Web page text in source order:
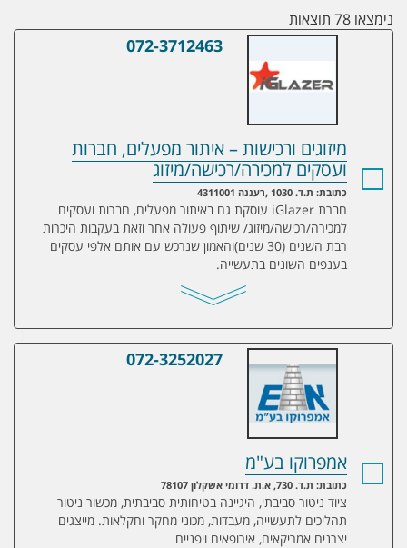
נימצאו 78 תוצאות
מיזוגים ורכישות – איתור מפעלים, חברות
072-3712463
מיזוגים ורכישות – איתור מפעלים, חברות
ועסקים למכירה/רכישה/מיזוג
כתובת: ת.ד. 1030 ,רעננה 4311001
חברת iGlazer עוסקת גם באיתור מפעלים, חברות ועסקים
למכירה/רכישה/מיזוג/ שיתוף פעולה אחר וזאת בעקבות היכרות
רבת השנים (30 שנים)והאמון שנרכש עם אותם אלפי עסקים
בענפים השונים בתעשייה.
אמפרוקו בע"מ
072-3252027
אמפרוקו בע"מ
כתובת: ת.ד. 730, א.ת. דרומי אשקלון 78107
ציוד ניטור סביבתי, היגיינה בטיחותית סביבתית, מכשור ניטור
תהליכים לתעשייה, מעבדות, מכוני מחקר וחקלאות. מייצגים
יצרנים אמריקאים, אירופאים ויפניים